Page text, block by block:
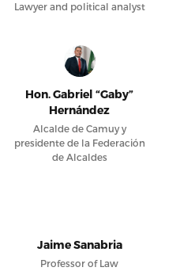
Lawyer and political analyst
Hon. Gabriel “Gaby”
Hernández
Alcalde de Camuy y
presidente de la Federación
de Alcaldes
Jaime Sanabria
Professor of Law